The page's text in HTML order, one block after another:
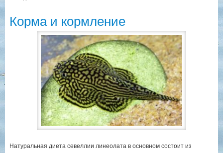
Корма и кормление
Натуральная диета севеллии линеолата в основном состоит из